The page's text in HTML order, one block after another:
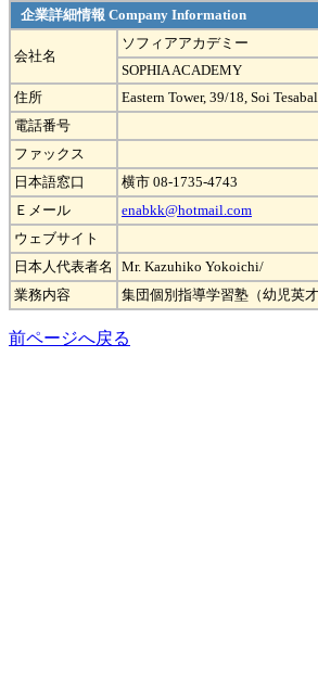
企業詳細情報 Company Information
会社名
ソフィアアカデミー
SOPHIA ACADEMY
住所
Eastern Tower, 39/18, Soi
電話番号
ファックス
日本語窓口
横市 08-1735-4743
Ｅメール
enabkk@hotmail.com
ウェブサイト
日本人代表者名
Mr. Kazuhiko Yokoichi/
業務内容
集団個別指導学習塾（幼児英
前ページへ戻る